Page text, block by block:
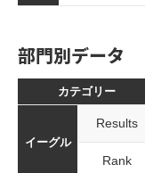
部門別データ
カテゴリー
イーグル
Results
Rank